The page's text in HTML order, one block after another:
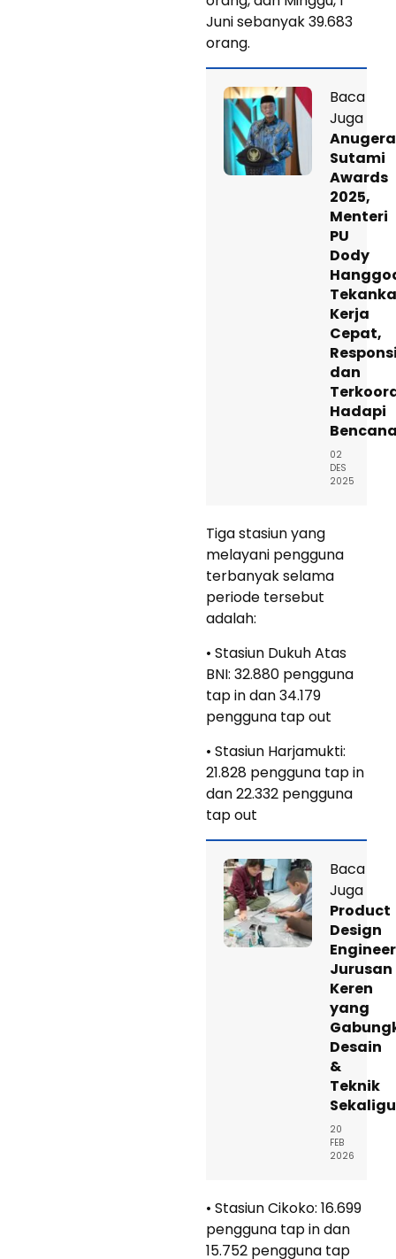
Juni sebanyak 39.683
orang.
Baca
Juga
Sutami
Awards
2025,
Menteri
PU
Dody
Kerja
Cepat,
dan
Hadapi
02
DES
2025
Tiga stasiun yang
melayani pengguna
terbanyak selama
periode tersebut
adalah:
• Stasiun Dukuh Atas
BNI: 32.880 pengguna
tap in dan 34.179
pengguna tap out
• Stasiun Harjamukti:
21.828 pengguna tap in
dan 22.332 pengguna
tap out
Baca
Juga
Product
Design
Jurusan
Keren
yang
Desain
&
Teknik
20
FEB
2026
• Stasiun Cikoko: 16.699
pengguna tap in dan
15.752 pengguna tap